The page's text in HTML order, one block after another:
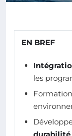
EN BREF
les